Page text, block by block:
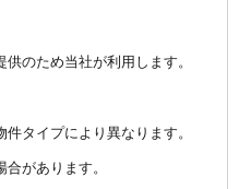
のため当社が利用します。
タイプにより異なります。
があります。